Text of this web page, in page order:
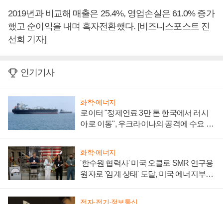
2019년과 비교해 매출은 25.4%, 영업손실은 61.0% 증가
했고 순이익을 내며 흑자전환했다. [비즈니스포스트 진
선희 기자]
인기기사
화학·에너지
로이터 "정제연료 3만 톤 한국에서 러시
아로 이동", 우크라이나의 공격에 수요 늘
화학·에너지
'한수원 협력사' 미국 오클로 SMR 연구용
원자로 '임계 상태' 도달, 미국 에너지부
전자·전기·정보통신